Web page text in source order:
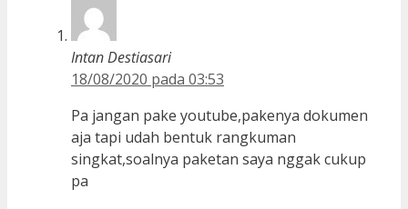
Intan Destiasari
18/08/2020 pada 03:53
Pa jangan pake youtube,pakenya dokumen
aja tapi udah bentuk rangkuman
singkat,soalnya paketan saya nggak cukup
pa